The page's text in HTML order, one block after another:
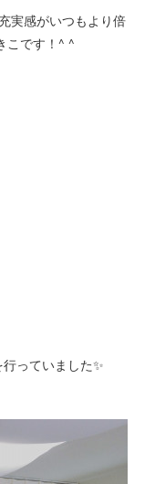
実感がいつもより倍
こです！^ ^
っていました✨